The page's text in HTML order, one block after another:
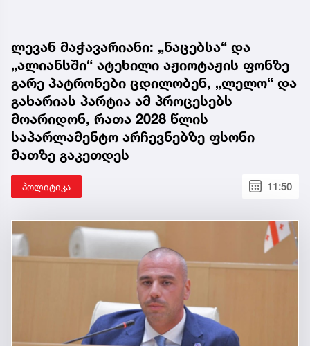
ლევან მაჭავარიანი: „ნაცებსა“ და
„ალიანსში“ ატეხილი აჟიოტაჟის ფონზე
გარე პატრონები ცდილობენ, „ლელო“ და
გახარიას პარტია ამ პროცესებს
მოარიდონ, რათა 2028 წლის
საპარლამენტო არჩევნებზე ფსონი
მათზე გაკეთდეს
პოლიტიკა 11:50